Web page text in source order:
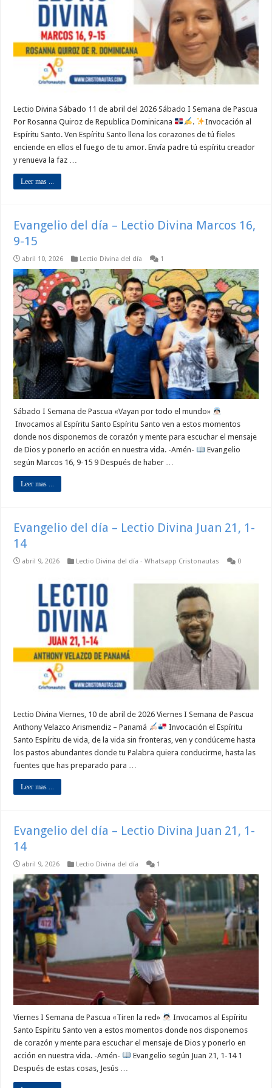
Lectio Divina Sábado 11 de abril del 2026 Sábado I Semana de Pascua
Por Rosanna Quiroz de Republica Dominicana
.
Invocación al
Espíritu Santo. Ven Espíritu Santo llena los corazones de tú fieles
enciende en ellos el fuego de tu amor. Envía padre tú espíritu creador
y renueva la faz …
Leer mas ...
Evangelio del día – Lectio Divina Marcos 16,
9-15
abril 10, 2026 Lectio Divina del día 1
Sábado I Semana de Pascua «Vayan por todo el mundo»
Invocamos al Espíritu Santo Espíritu Santo ven a estos momentos
donde nos disponemos de corazón y mente para escuchar el mensaje
de Dios y ponerlo en acción en nuestra vida. -Amén-
Evangelio
según Marcos 16, 9-15 9 Después de haber …
Leer mas ...
Evangelio del día – Lectio Divina Juan 21, 1-
14
abril 9, 2026 Lectio Divina del día - Whatsapp Cristonautas 0
Lectio Divina Viernes, 10 de abril de 2026 Viernes I Semana de Pascua
Anthony Velazco Arismendiz – Panamá
Invocación el Espíritu
Santo Espíritu de vida, de la vida sin fronteras, ven y condúceme hasta
los pastos abundantes donde tu Palabra quiera conducirme, hasta las
fuentes que has preparado para …
Leer mas ...
Evangelio del día – Lectio Divina Juan 21, 1-
14
abril 9, 2026 Lectio Divina del día 1
Viernes I Semana de Pascua «Tiren la red»
Invocamos al Espíritu
Santo Espíritu Santo ven a estos momentos donde nos disponemos
de corazón y mente para escuchar el mensaje de Dios y ponerlo en
acción en nuestra vida. -Amén-
Evangelio según Juan 21, 1-14 1
Después de estas cosas, Jesús …